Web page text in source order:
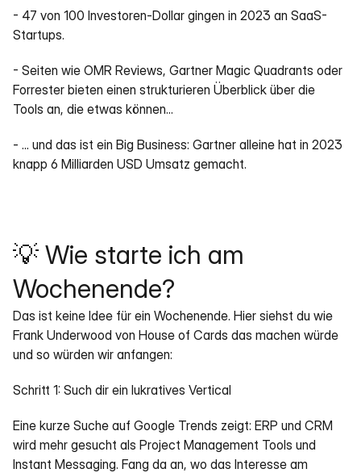
- 47 von 100 Investoren-Dollar gingen in 2023 an SaaS-
Startups.
- Seiten wie OMR Reviews, Gartner Magic Quadrants oder
Forrester bieten einen strukturieren Überblick über die
Tools an, die etwas können...
- ... und das ist ein Big Business: Gartner alleine hat in 2023
knapp 6 Milliarden USD Umsatz gemacht.
💡 Wie starte ich am
Wochenende?
Das ist keine Idee für ein Wochenende. Hier siehst du wie
Frank Underwood von House of Cards das machen würde
und so würden wir anfangen:
Schritt 1: Such dir ein lukratives Vertical
Eine kurze Suche auf Google Trends zeigt: ERP und CRM
wird mehr gesucht als Project Management Tools und
Instant Messaging. Fang da an, wo das Interesse am